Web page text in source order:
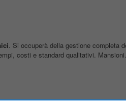
. Si occuperà della gestione completa
costi e standard qualitativi.